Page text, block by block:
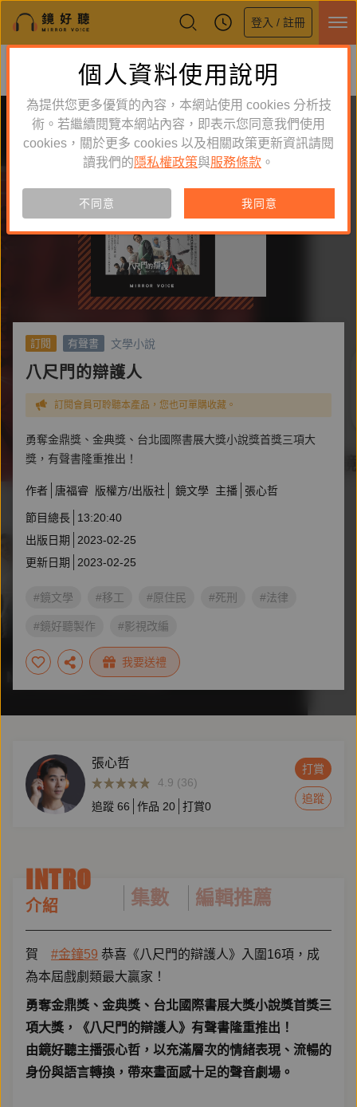
登入 / 註冊
鏡好聽全新APP上線
體驗全面升級，即刻下載
訂閱 有聲書 文學小說
八尺門的辯護人
訂閱會員可聆聽本產品，您也可單購收藏。
勇奪金鼎獎、金典獎、台北國際書展大獎小說獎首獎三項大
獎，有聲書隆重推出！
作者 唐福睿 版權方/出版社 鏡文學 主播 張心哲
節目總長
13:20:40
出版日期
2023-02-25
更新日期
2023-02-25
#鏡文學 #移工 #原住民 #死刑 #法律
#鏡好聽製作 #影視改編
#鏡文學百萬影視小說大獎
我要送禮
張心哲
4.9 (36)
追蹤 66 作品 20 打賞0
打賞
追蹤
INTRO
介紹 集數 編輯推薦
賀 #金鐘59 恭喜《八尺門的辯護人》入圍16項，成
為本屆戲劇類最大贏家！
勇奪金鼎獎、金典獎、台北國際書展大獎小說獎首獎三
項大獎，《八尺門的辯護人》有聲書隆重推出！
由鏡好聽主播張心哲，以充滿層次的情緒表現、流暢的
身份與語言轉換，帶來畫面感十足的聲音劇場。
個人資料使用說明
為提供您更多優質的內容，本網站使用 cookies 分析技
術。若繼續閱覽本網站內容，即表示您同意我們使用
cookies，關於更多 cookies 以及相關政策更新資訊請閱
讀我們的 隱私權政策與服務條款 。
不同意 我同意